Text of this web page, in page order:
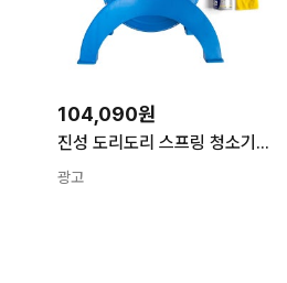
104,090원
진성 도리도리 스프링 청소기 하수구 뚫는 기계 배관 막힘 뚫기 관통기 15m
광고